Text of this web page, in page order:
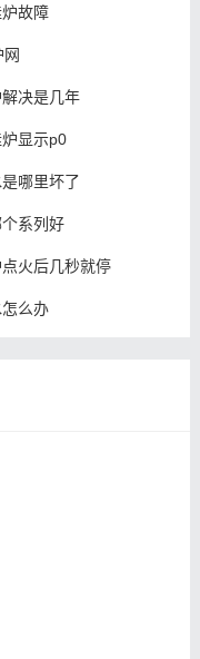
故障
决是几年
显示p0
哪里坏了
系列好
火后几秒就停
么办